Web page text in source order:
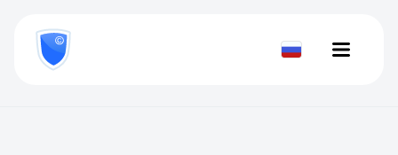
800
777-
81-Проверить